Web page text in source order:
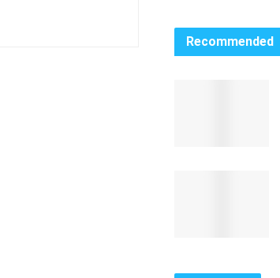
Recommended